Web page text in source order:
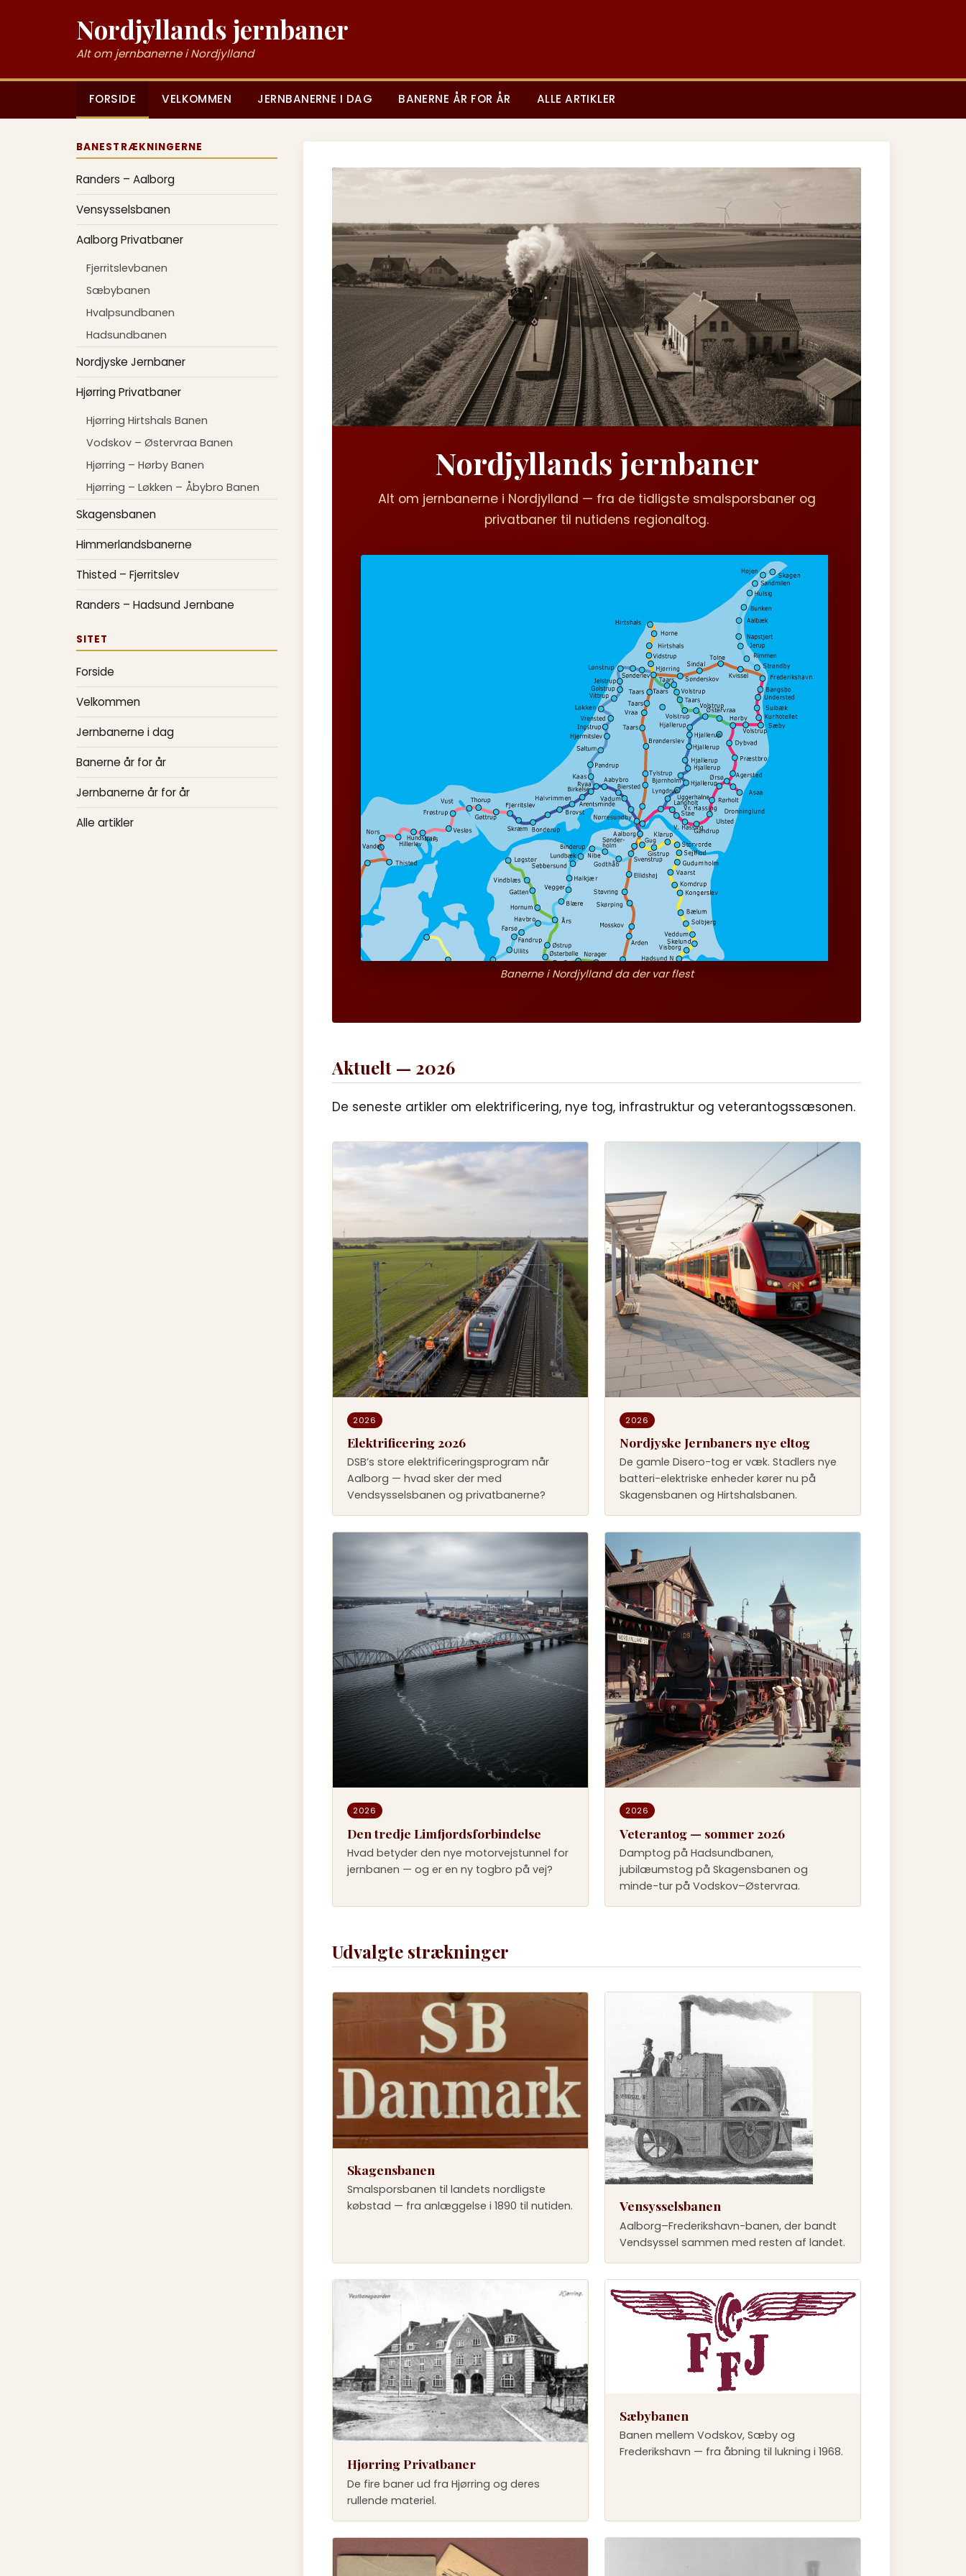
Nordjyllands jernbaner
Alt om jernbanerne i Nordjylland
FORSIDE VELKOMMEN JERNBANERNE I DAG BANERNE ÅR FOR ÅR ALLE ARTIKLER
BANESTRÆKNINGERNE
Randers – Aalborg
Vensysselsbanen
Aalborg Privatbaner
Fjerritslevbanen
Sæbybanen
Hvalpsundbanen
Hadsundbanen
Nordjyske Jernbaner
Hjørring Privatbaner
Hjørring Hirtshals Banen
Vodskov – Østervraa Banen
Hjørring – Hørby Banen
Hjørring – Løkken – Åbybro Banen
Skagensbanen
Himmerlandsbanerne
Thisted – Fjerritslev
Randers – Hadsund Jernbane
SITET
Forside
Velkommen
Jernbanerne i dag
Banerne år for år
Jernbanerne år for år
Alle artikler
Nordjyllands jernbaner
Alt om jernbanerne i Nordjylland — fra de tidligste smalsporsbaner og
privatbaner til nutidens regionaltog.
Banerne i Nordjylland da der var flest
Aktuelt — 2026
De seneste artikler om elektrificering, nye tog, infrastruktur og veterantogssæsonen.
2026
Elektrificering 2026
DSB’s store elektrificeringsprogram når
Aalborg — hvad sker der med
Vendsysselsbanen og privatbanerne?
2026
Nordjyske Jernbaners nye eltog
De gamle Disero-tog er væk. Stadlers nye
batteri-elektriske enheder kører nu på
Skagensbanen og Hirtshalsbanen.
2026
Den tredje Limfjordsforbindelse
Hvad betyder den nye motorvejstunnel for
jernbanen — og er en ny togbro på vej?
2026
Veterantog — sommer 2026
Damptog på Hadsundbanen,
jubilæumstog på Skagensbanen og
minde-tur på Vodskov–Østervraa.
Udvalgte strækninger
Skagensbanen
Smalsporsbanen til landets nordligste
købstad — fra anlæggelse i 1890 til nutiden.
Vensysselsbanen
Aalborg–Frederikshavn-banen, der bandt
Vendsyssel sammen med resten af landet.
Hjørring Privatbaner
De fire baner ud fra Hjørring og deres
rullende materiel.
Sæbybanen
Banen mellem Vodskov, Sæby og
Frederikshavn — fra åbning til lukning i 1968.